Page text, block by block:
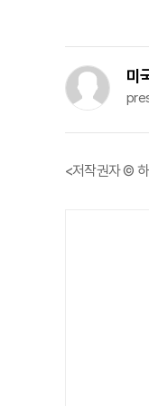
미
<저작권자 ©